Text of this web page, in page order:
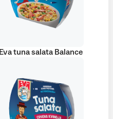
Eva tuna salata Balance